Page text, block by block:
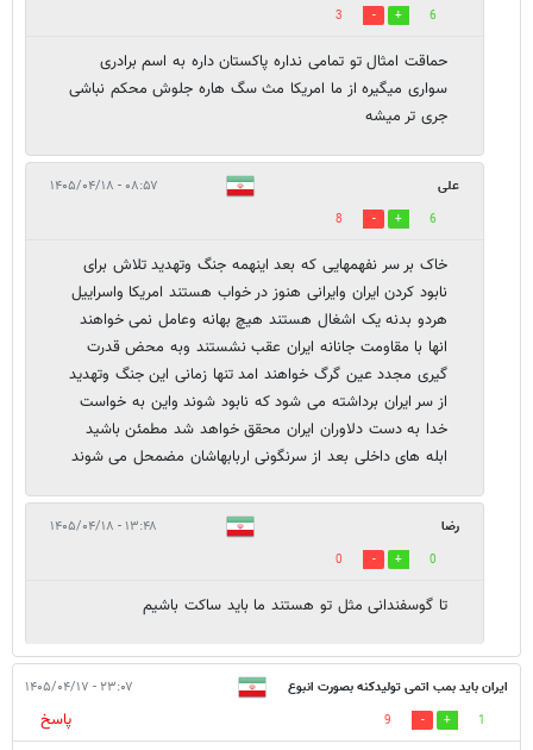
6
3
حماقت امثال تو تمامی نداره پاکستان داره به اسم برادری
سواری میگیره از ما امریکا مث سگ هاره جلوش محکم نباشی
جری تر میشه
علی ۰۸:۵۷ - ۱۴۰۵/۰۴/۱۸
6
8
خاک بر سر نفهمهایی که بعد اینهمه جنگ وتهدید تلاش برای
نابود کردن ایران وایرانی هنوز در خواب هستند امریکا واسراییل
هردو بدنه یک اشغال هستند هیچ بهانه وعامل نمی خواهند
انها با مقاومت جانانه ایران عقب نشستند وبه محض قدرت
گیری مجدد عین گرگ خواهند امد تنها زمانی این جنگ وتهدید
از سر ایران برداشته می شود که نابود شوند واین به خواست
خدا به دست دلاوران ایران محقق خواهد شد مطمئن باشید
ابله های داخلی بعد از سرنگونی اربابهاشان مضمحل می شوند
رضا ۱۳:۴۸ - ۱۴۰۵/۰۴/۱۸
0
0
تا گوسفندانی مثل تو هستند ما باید ساکت باشیم
ایران باید بمب اتمی تولیدکنه بصورت انبوع ۲۳:۰۷ - ۱۴۰۵/۰۴/۱۷
1
9
پاسخ